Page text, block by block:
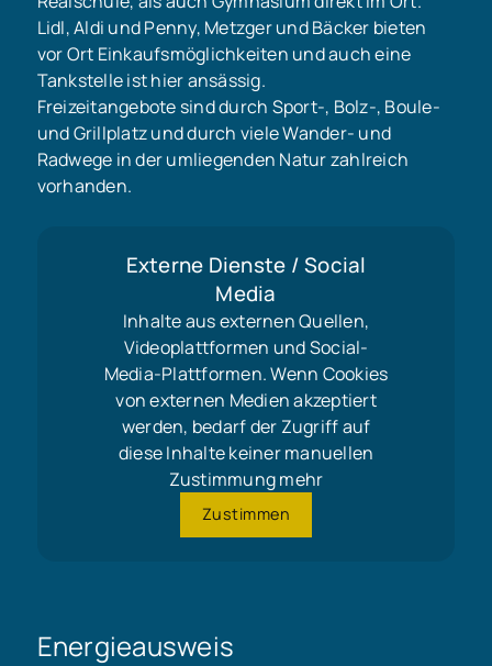
Lidl, Aldi und Penny, Metzger und Bäcker bieten
vor Ort Einkaufsmöglichkeiten und auch eine
Tankstelle ist hier ansässig.
Freizeitangebote sind durch Sport-, Bolz-, Boule-
und Grillplatz und durch viele Wander- und
Radwege in der umliegenden Natur zahlreich
vorhanden.
Externe Dienste / Social
Media
Inhalte aus externen Quellen,
Videoplattformen und Social-
Media-Plattformen. Wenn Cookies
von externen Medien akzeptiert
werden, bedarf der Zugriff auf
diese Inhalte keiner manuellen
Zustimmung mehr
Zustimmen
Energieausweis